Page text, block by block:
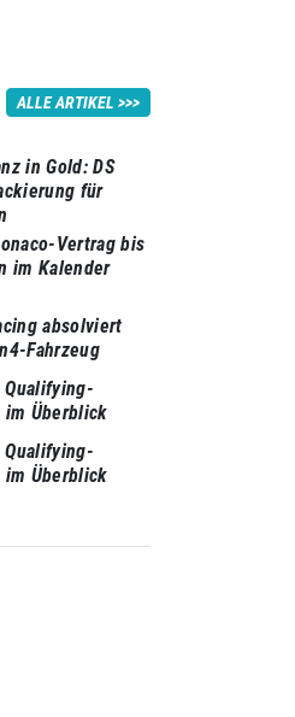
ALLE ARTIKEL
in Gold: DS
für
Vertrag bis
im Kalender
absolviert
Fahrzeug
Qualifying-
im Überblick
Qualifying-
im Überblick